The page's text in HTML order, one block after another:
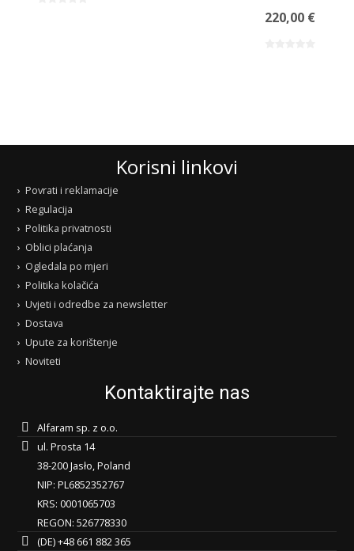
220,00 €
Korisni linkovi
Povrati i reklamacije
Regulacija
Politika privatnosti
Oblici plaćanja
Ogledala po mjeri
Politika kolačića
Uvjeti i odredbe za newsletter
Dostava
Upute za korištenje
Noviteti
Kontaktirajte nas
Alfaram sp. z o.o.
ul. Prosta 14
38-200 Jasło, Poland
NIP: PL6852352767
KRS: 0001065703
REGON: 526778330
(DE) +48 661 882 365